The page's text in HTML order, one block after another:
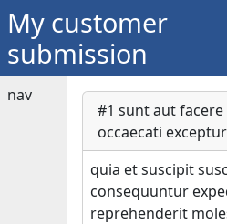
My customer
submission
nav
#1 sunt aut
occaecati
quia et suscipit
consequuntur
reprehenderit